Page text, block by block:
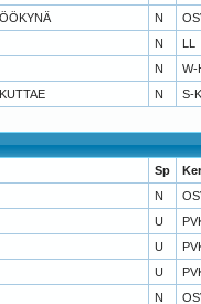
N
N
LL
N
W-
N S-
Sp
N
U
U
U
N